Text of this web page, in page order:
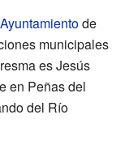
Ayuntamientode
municipales
es Jesús
en Peñas del
del Río